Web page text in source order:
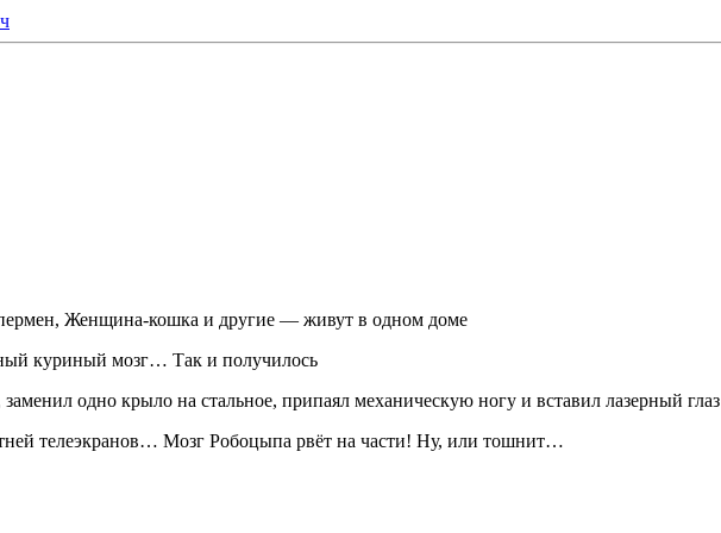
Женщина-кошка и другие — живут в одном доме
куриный мозг… Так и получилось
одно крыло на стальное, припаял механическую ногу и вставил лазерный глаз
телеэкранов… Мозг Робоцыпа рвёт на части! Ну, или тошнит…